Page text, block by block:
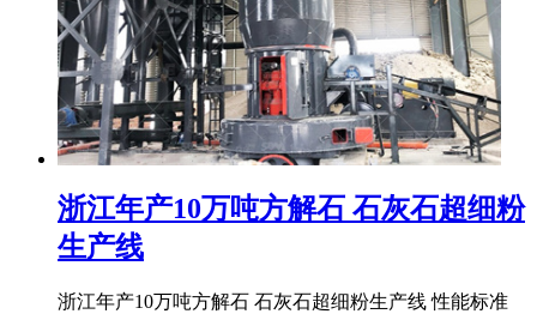
浙江年产10万吨方解石 石灰石超细粉
生产线
浙江年产10万吨方解石 石灰石超细粉生产线 性能标准